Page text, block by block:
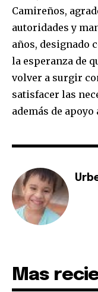
Join our
To subscribe, simply
or click the subscribe
your privacy and
Camireños,
autoridades y
años, designado
la esperanza de
volver a surgir
satisfacer las
además de
Mas